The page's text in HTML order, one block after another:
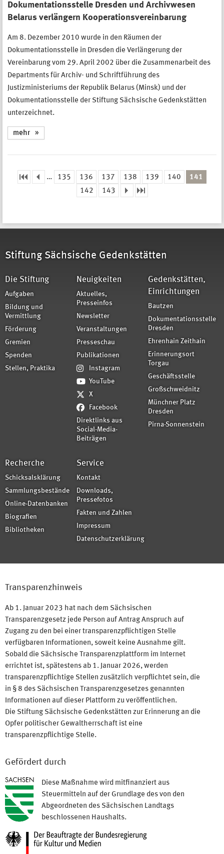
Dokumentationsstelle Dresden und Archivwesen
Belarus verlängern Kooperationsvereinbarung
Am 8. Dezember 2010 wurde in den Räumen der
Dokumentationsstelle in Dresden die Verlängerung der
Vereinbarung vom 29. April 2002 über die Zusammenarbeit des
Departments für Archiv- und Schriftführung des
Justizministeriums der Republik Belarus (Minsk) und der
Dokumentationsstelle der Stiftung Sächsische Gedenkstätten
unterzeichnet.
mehr
… 135 136 137 138 139 140
141
142
143
Stiftung Sächsische Gedenkstätten
Die Stiftung
Aufgaben
Bildung und
Vermittlung
Förderung
Gremien
Spenden
Stellen, Praktika
Neuigkeiten
Aktuelles,
Presseinfos
Newsletter
Veranstaltungen
Presseschau
Publikationen
Instagram
YouTube
X
Facebook
Direktlinks aus
Social-Media-
Beiträgen
Gedenkstätten,
Einrichtungen
Bautzen
Dokumentationsstelle
Dresden
Ehrenhain Zeithain
Erinnerungsort
Torgau
Geschäftsstelle
Großschweidnitz
Münchner Platz
Dresden
Pirna-Sonnenstein
Recherche
Schicksalsklärung
Sammlungsbestände
Online-Datenbanken
Biografien
Bibliotheken
Service
Kontakt
Downloads,
Pressefotos
Fakten und Zahlen
Impressum
Datenschutzerklärung
Transparenzhinweis
Ab 1. Januar 2023 hat nach dem Sächsischen
Transparenzgesetz jede Person auf Antrag Anspruch auf
Zugang zu den bei einer transparenzpflichtigen Stelle
verfügbaren Informationen, soweit keine Ausnahme gilt.
Sobald die Sächsische Transparenzplattform im Internet
errichtet ist, spätestens ab 1. Januar 2026, werden
transparenzpflichtige Stellen zusätzlich verpflichtet sein, die
in § 8 des Sächsischen Transparenzgesetzes genannten
Informationen auf dieser Plattform zu veröffentlichen.
Die Stiftung Sächsische Gedenkstätten zur Erinnerung an die
Opfer politischer Gewaltherrschaft ist eine
transparenzpflichtige Stelle.
Gefördert durch
Diese Maßnahme wird mitfinanziert aus
Steuermitteln auf der Grundlage des von den
Abgeordneten des Sächsischen Landtags
beschlossenen Haushalts.